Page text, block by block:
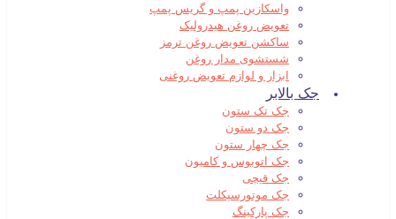
واسکازین پمپ و گریس پمپ
تعویض روغن هیدرولیک
ساکشن تعویض روغن ترمز
شستشوی مدار روغن
ابزار و لوازم تعویض روغنی
جک بالابر
جک تک ستون
جک دو ستون
جک چهار ستون
جک اتوبوس و کامیون
جک قیچی
جک موتورسیکلت
جک پارکینگ